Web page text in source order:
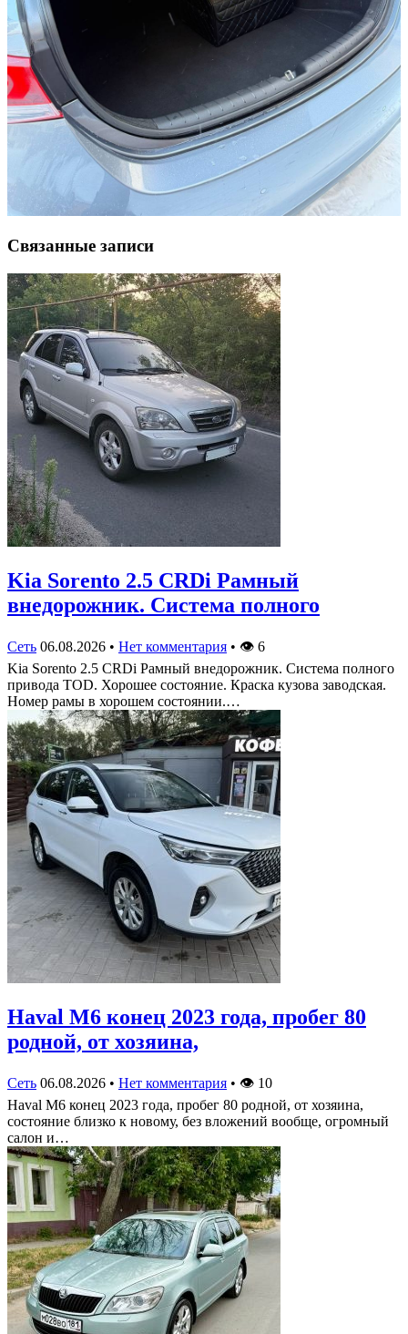
Связанные записи
Kia Sorento 2.5 CRDi Рамный
внедорожник. Система полного
Сеть 06.08.2026 • Нет комментария • 👁 6
Kia Sorento 2.5 CRDi Рамный внедорожник. Система полного
привода TOD. Хорошее состояние. Краска кузова заводская.
Номер рамы в хорошем состоянии.…
Haval M6 конец 2023 года, пробег 80
родной, от хозяина,
Сеть 06.08.2026 • Нет комментария • 👁 10
Haval M6 конец 2023 года, пробег 80 родной, от хозяина,
состояние близко к новому, без вложений вообще, огромный
салон и…